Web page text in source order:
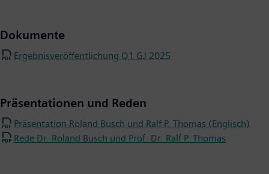
Dokumente
Ergebnisveröffentlichung Q1 GJ 2025
Präsentationen und Reden
Präsentation Roland Busch und Ralf P. Thomas (Englisch)
Rede Dr. Roland Busch und Prof. Dr. Ralf P. Thomas